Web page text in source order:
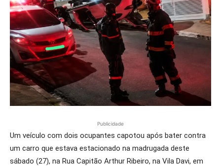
Publicidade
Um veículo com dois ocupantes capotou após bater contra
um carro que estava estacionado na madrugada deste
sábado (27), na Rua Capitão Arthur Ribeiro, na Vila Davi, em